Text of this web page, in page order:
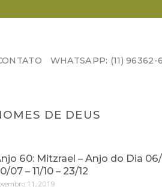
WHATSAPP: (11) 96362-
DE DEUS
60: Mitzrael – Anjo do Dia 06/
07 – 11/10 – 23/12
11, 2019